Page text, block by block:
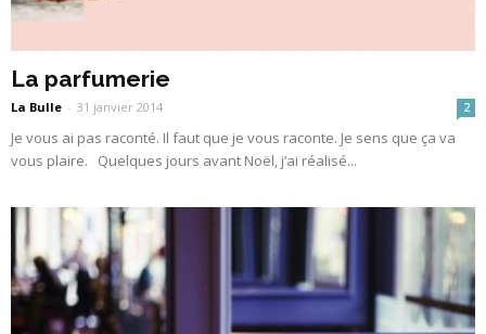
La parfumerie
La Bulle - 31 janvier 2014 2
Je vous ai pas raconté. Il faut que je vous raconte. Je sens que ça va
vous plaire. Quelques jours avant Noël, j’ai réalisé...